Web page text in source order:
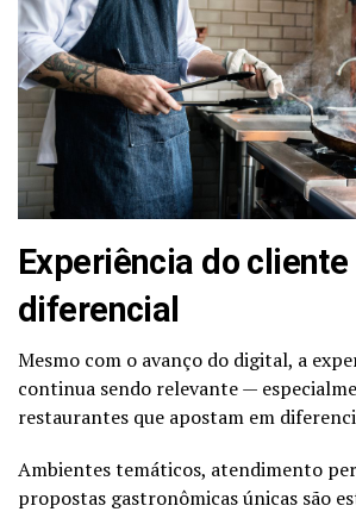
Experiência do
diferencial
Mesmo com o avanço do digital, a
continua sendo relevante —
restaurantes que apostam em
Ambientes temáticos, atendimento
propostas gastronômicas únicas são